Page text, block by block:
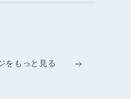
をもっと見る